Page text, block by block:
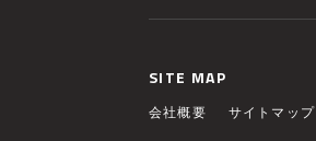
SITE MAP
会社概要 サイトマップ